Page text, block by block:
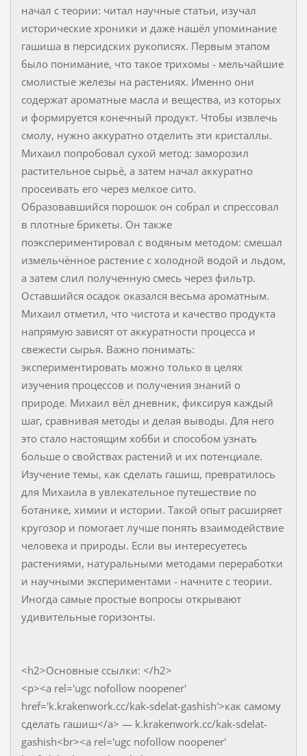
начал с теории: читал научные статьи, изучал
исторические хроники и даже нашёл упоминание
гашиша в персидских рукописях. Первым этапом
было понимание, что такое трихомы - мельчайшие
смолистые железы на растениях. Именно они
содержат ароматные масла и вещества, из которых
и формируется конечный продукт. Чтобы извлечь
смолу, нужно аккуратно отделить эти кристаллы.
Михаил попробовал сухой метод: заморозил
растительное сырьё, а затем начал аккуратно
просеивать его через мелкое сито.
Образовавшийся порошок он собрал и спрессовал
в плотные брикеты. Он также
поэкспериментировал с водяным методом: смешал
измельчённое растение с холодной водой и льдом,
а затем слил полученную смесь через фильтр.
Оставшийся осадок оказался весьма ароматным.
Михаил отметил, что чистота и качество продукта
напрямую зависят от аккуратности процесса и
свежести сырья. Важно понимать:
экспериментировать можно только в целях
изучения процессов и получения знаний о
природе. Михаил вёл дневник, фиксируя каждый
шаг, сравнивая методы и делая выводы. Для него
это стало настоящим хобби и способом узнать
больше о свойствах растений и их потенциале.
Изучение темы, как сделать гашиш, превратилось
для Михаила в увлекательное путешествие по
ботанике, химии и истории. Такой опыт расширяет
кругозор и помогает лучше понять взаимодействие
человека и природы. Если вы интересуетесь
растениями, натуральными методами переработки
и научными экспериментами - начните с теории.
Иногда самые простые вопросы открывают
удивительные горизонты.
<h2>Основные ссылки: </h2>
<p><a rel='ugc nofollow noopener'
href='k.krakenwork.cc/kak-sdelat-gashish'>как самому
сделать гашиш</a> — k.krakenwork.cc/kak-sdelat-
gashish<br><a rel='ugc nofollow noopener'